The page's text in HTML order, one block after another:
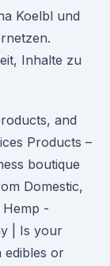
Koelbl und
Inhalte zu
and
Products –
boutique
Domestic,
Hemp -
| Is your
edibles or